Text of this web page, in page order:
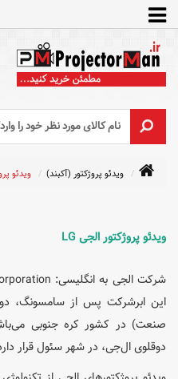
ویدئو پروژکتور (آکبند) ویدئو
ویدئو پروژکتور الجی LG
این ابرشرکت پس از سامسونگ،
صنعت) در کشور کره جنوبی
دوقلوی ال‌جی، در شهر سئول قرار